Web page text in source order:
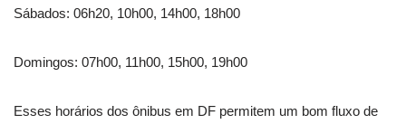
Sábados: 06h20, 10h00, 14h00, 18h00
Domingos: 07h00, 11h00, 15h00, 19h00
Esses horários dos ônibus em DF permitem um bom fluxo de